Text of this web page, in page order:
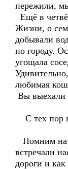
пережили,
Ещё в
Жизни, о
добывали
по городу.
угощала
любимая
Вы выехали
С тех пор
Помним на
встречали
дороги и